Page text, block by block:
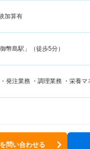
加算有
幣島駅」（徒歩5分）
発注業務 ・調理業務 ・栄養
問い合わせる